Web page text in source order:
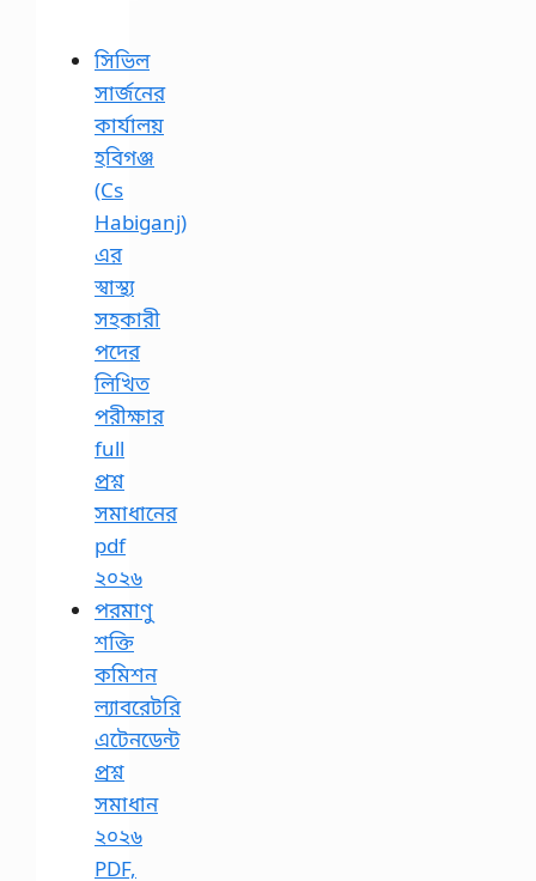
সিভিল
সার্জনের
কার্যালয়
হবিগঞ্জ
(Cs
Habiganj)
এর
স্বাস্থ্য
সহকারী
পদের
লিখিত
পরীক্ষার
full
প্রশ্ন
সমাধানের
pdf
২০২৬
পরমাণু
শক্তি
কমিশন
ল্যাবরেটরি
এটেনডেন্ট
প্রশ্ন
সমাধান
২০২৬
PDF,